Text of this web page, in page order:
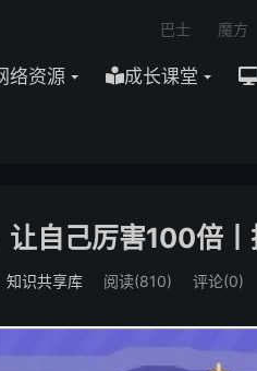
络资源 成长课堂
巴士 魔方
让自己厉害100倍
知识共享库 阅读(810) 评论(0)